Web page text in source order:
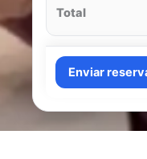
Total
Enviar